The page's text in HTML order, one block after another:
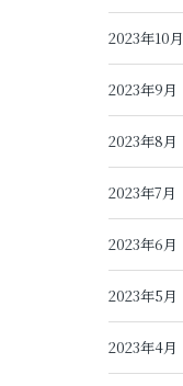
2023年10月
2023年9月
2023年8月
2023年7月
2023年6月
2023年5月
2023年4月